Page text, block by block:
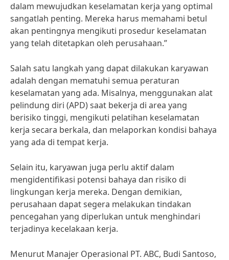
dalam mewujudkan keselamatan kerja yang optimal
sangatlah penting. Mereka harus memahami betul
akan pentingnya mengikuti prosedur keselamatan
yang telah ditetapkan oleh perusahaan.”
Salah satu langkah yang dapat dilakukan karyawan
adalah dengan mematuhi semua peraturan
keselamatan yang ada. Misalnya, menggunakan alat
pelindung diri (APD) saat bekerja di area yang
berisiko tinggi, mengikuti pelatihan keselamatan
kerja secara berkala, dan melaporkan kondisi bahaya
yang ada di tempat kerja.
Selain itu, karyawan juga perlu aktif dalam
mengidentifikasi potensi bahaya dan risiko di
lingkungan kerja mereka. Dengan demikian,
perusahaan dapat segera melakukan tindakan
pencegahan yang diperlukan untuk menghindari
terjadinya kecelakaan kerja.
Menurut Manajer Operasional PT. ABC, Budi Santoso,